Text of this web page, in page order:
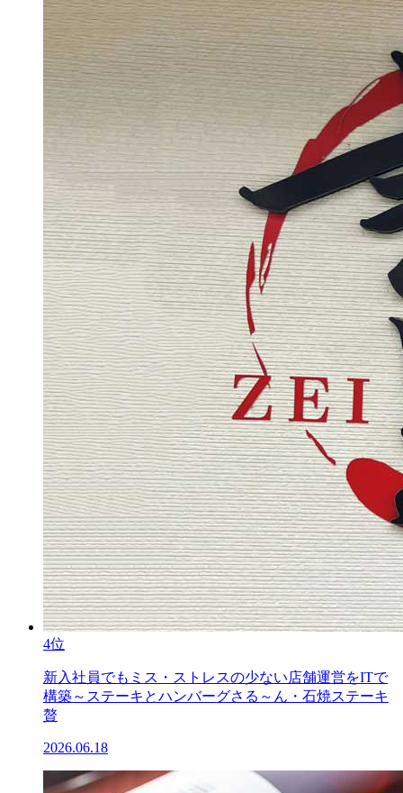
4位
新入社員でもミス・ストレスの少ない店舗運営をITで
構築～ステーキとハンバーグさる～ん・石焼ステーキ
贅
2026.06.18